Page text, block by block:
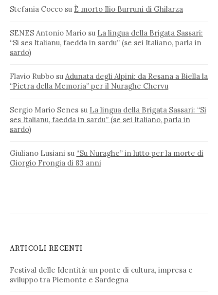
Stefania Cocco su È morto Ilio Burruni di Ghilarza
SENES Antonio Mario su La lingua della Brigata Sassari:
“Si ses Italianu, faedda in sardu” (se sei Italiano, parla in
sardo)
Flavio Rubbo su Adunata degli Alpini: da Resana a Biella la
“Pietra della Memoria” per il Nuraghe Chervu
Sergio Mario Senes su La lingua della Brigata Sassari: “Si
ses Italianu, faedda in sardu” (se sei Italiano, parla in
sardo)
Giuliano Lusiani su “Su Nuraghe” in lutto per la morte di
Giorgio Frongia di 83 anni
ARTICOLI RECENTI
Festival delle Identità: un ponte di cultura, impresa e
sviluppo tra Piemonte e Sardegna